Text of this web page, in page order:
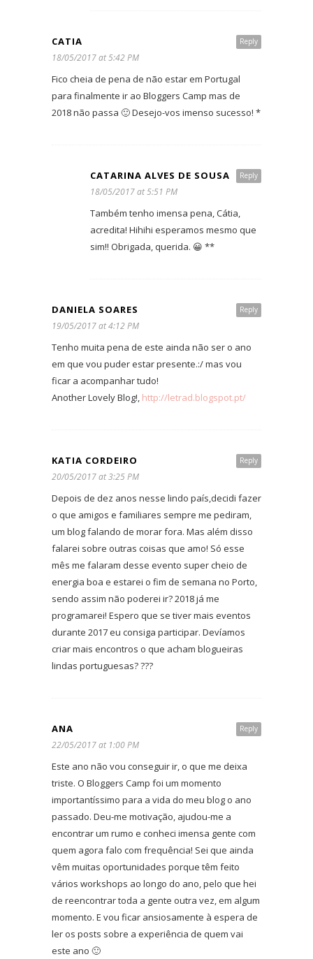
Reply
CATIA
18/05/2017 at 5:42 PM
Fico cheia de pena de não estar em Portugal
para finalmente ir ao Bloggers Camp mas de
2018 não passa 🙂 Desejo-vos imenso sucesso! *
Reply
CATARINA ALVES DE SOUSA
18/05/2017 at 5:51 PM
Também tenho imensa pena, Cátia,
acredita! Hihihi esperamos mesmo que
sim!! Obrigada, querida. 😀 **
Reply
DANIELA SOARES
19/05/2017 at 4:12 PM
Tenho muita pena de este ainda não ser o ano
em que vou puder estar presente.:/ mas vou
ficar a acompanhar tudo!
Another Lovely Blog!, http://letrad.blogspot.pt/
Reply
KATIA CORDEIRO
20/05/2017 at 3:25 PM
Depois de dez anos nesse lindo país,decidi fazer
o que amigos e familiares sempre me pediram,
um blog falando de morar fora. Mas além disso
falarei sobre outras coisas que amo! Só esse
mês me falaram desse evento super cheio de
energia boa e estarei o fim de semana no Porto,
sendo assim não poderei ir? 2018 já me
programarei! Espero que se tiver mais eventos
durante 2017 eu consiga participar. Devíamos
criar mais encontros o que acham blogueiras
lindas portuguesas? ???
Reply
ANA
22/05/2017 at 1:00 PM
Este ano não vou conseguir ir, o que me deixa
triste. O Bloggers Camp foi um momento
importantíssimo para a vida do meu blog o ano
passado. Deu-me motivação, ajudou-me a
encontrar um rumo e conheci imensa gente com
quem agora falo com frequência! Sei que ainda
vêm muitas oportunidades porque têm feito
vários workshops ao longo do ano, pelo que hei
de reencontrar toda a gente outra vez, em algum
momento. E vou ficar ansiosamente à espera de
ler os posts sobre a experiência de quem vai
este ano 🙂